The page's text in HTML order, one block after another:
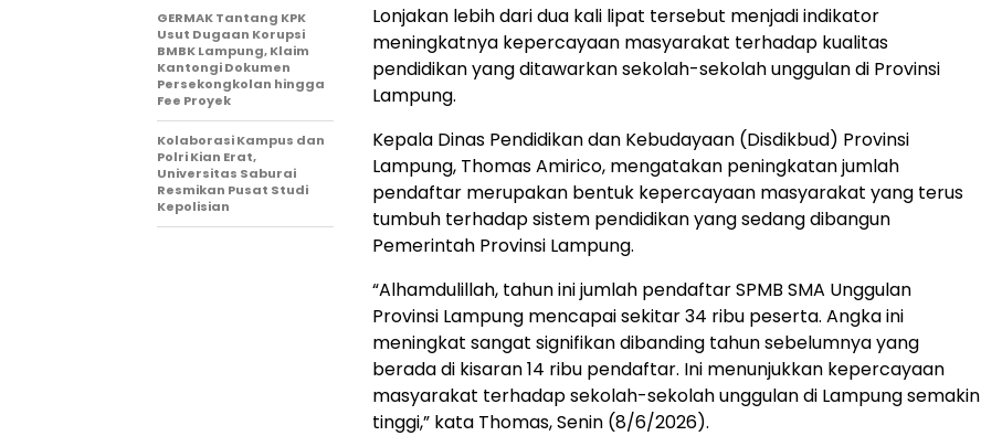
Lonjakan lebih dari dua kali lipat tersebut menjadi indikator
meningkatnya kepercayaan masyarakat terhadap kualitas
pendidikan yang ditawarkan sekolah-sekolah unggulan di Provinsi
Lampung.
Kepala Dinas Pendidikan dan Kebudayaan (Disdikbud) Provinsi
Lampung, Thomas Amirico, mengatakan peningkatan jumlah
pendaftar merupakan bentuk kepercayaan masyarakat yang terus
tumbuh terhadap sistem pendidikan yang sedang dibangun
Pemerintah Provinsi Lampung.
“Alhamdulillah, tahun ini jumlah pendaftar SPMB SMA Unggulan
Provinsi Lampung mencapai sekitar 34 ribu peserta. Angka ini
meningkat sangat signifikan dibanding tahun sebelumnya yang
berada di kisaran 14 ribu pendaftar. Ini menunjukkan kepercayaan
masyarakat terhadap sekolah-sekolah unggulan di Lampung semakin
tinggi,” kata Thomas, Senin (8/6/2026).
GERMAK Tantang KPK
Usut Dugaan Korupsi
BMBK Lampung, Klaim
Kantongi Dokumen
Persekongkolan hingga
Fee Proyek
Kolaborasi Kampus dan
Polri Kian Erat,
Universitas Saburai
Resmikan Pusat Studi
Kepolisian